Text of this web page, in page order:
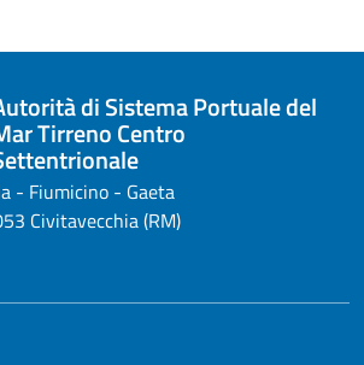
di Sistema Portuale del
Tirreno Centro
- Fiumicino - Gaeta
Civitavecchia (RM)